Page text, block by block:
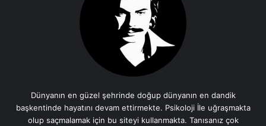
Dünyanın en güzel şehrinde doğup dünyanın en dandik
başkentinde hayatını devam ettirmekte. Psikoloji İle uğraşmakta
olup saçmalamak için bu siteyi kullanmakta. Tanısanız çok